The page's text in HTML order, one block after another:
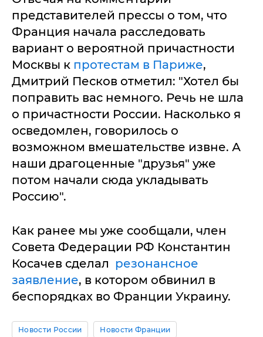
представителей прессы о том, что
Франция начала расследовать
вариант о вероятной причастности
Москвы к протестам в Париже,
Дмитрий Песков отметил: "Хотел бы
поправить вас немного. Речь не шла
о причастности России. Насколько я
осведомлен, говорилось о
возможном вмешательстве извне. А
наши драгоценные "друзья" уже
потом начали сюда укладывать
Россию".
Как ранее мы уже сообщали, член
Совета Федерации РФ Константин
Косачев сделал резонансное
заявление, в котором обвинил в
беспорядках во Франции Украину.
Новости России Новости Франции